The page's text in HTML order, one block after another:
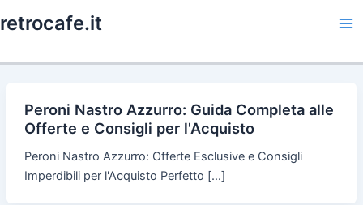
to
retrocafe.it
Peroni Nastro Azzurro: Guida Completa alle
Offerte e Consigli per l'Acquisto
Peroni Nastro Azzurro: Offerte Esclusive e Consigli
Imperdibili per l'Acquisto Perfetto […]